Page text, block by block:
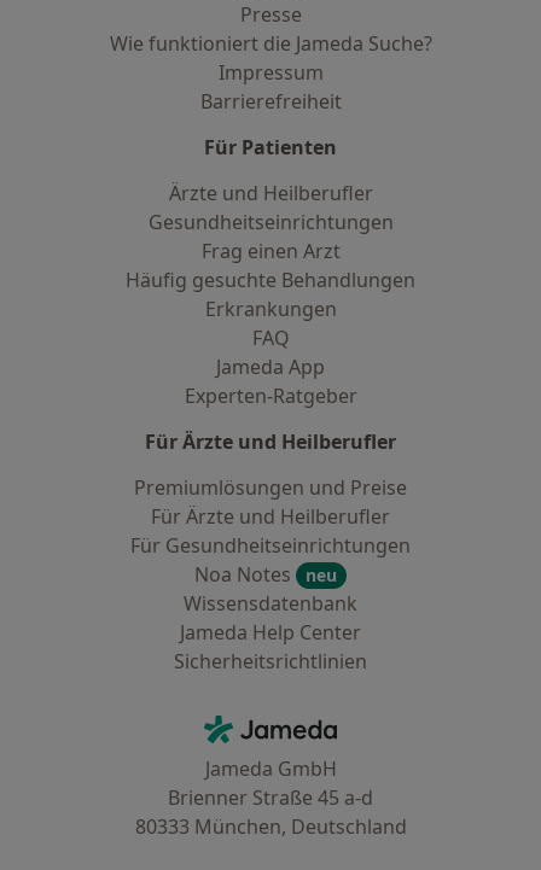
Presse
Wie funktioniert die Jameda Suche?
Impressum
Barrierefreiheit
Für Patienten
Ärzte und Heilberufler
Gesundheitseinrichtungen
Frag einen Arzt
Häufig gesuchte Behandlungen
Erkrankungen
FAQ
Jameda App
Experten-Ratgeber
Für Ärzte und Heilberufler
Premiumlösungen und Preise
Für Ärzte und Heilberufler
Für Gesundheitseinrichtungen
Noa Notes
neu
Wissensdatenbank
Jameda Help Center
Sicherheitsrichtlinien
Jameda - Startseite
Jameda GmbH
Brienner Straße 45 a-d
80333 München, Deutschland